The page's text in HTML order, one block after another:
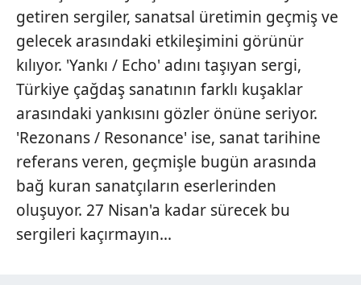
getiren sergiler, sanatsal üretimin geçmiş ve
gelecek arasındaki etkileşimini görünür
kılıyor. 'Yankı / Echo' adını taşıyan sergi,
Türkiye çağdaş sanatının farklı kuşaklar
arasındaki yankısını gözler önüne seriyor.
'Rezonans / Resonance' ise, sanat tarihine
referans veren, geçmişle bugün arasında
bağ kuran sanatçıların eserlerinden
oluşuyor. 27 Nisan'a kadar sürecek bu
sergileri kaçırmayın...